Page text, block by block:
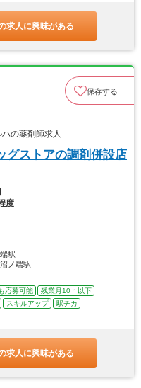
求人に興味がある
保存する
の薬剤師求人
グストアの調剤併設店
度
駅
ノ端駅
応募可能
残業月10ｈ以下
スキルアップ
駅チカ
求人に興味がある